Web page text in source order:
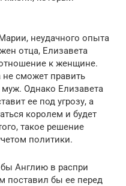
неудачного опыта
отца, Елизавета
к женщине.
не сможет править
Однако Елизавета
ее под угрозу, а
королем и будет
такое решение
политики.
Англию в распри
поставил бы ее перед